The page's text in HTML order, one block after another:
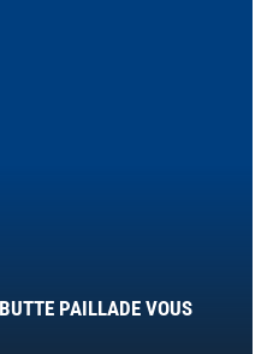
PAILLADE VOUS